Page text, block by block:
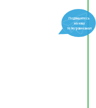
Подпишитесь
на наш
телеграм-канал